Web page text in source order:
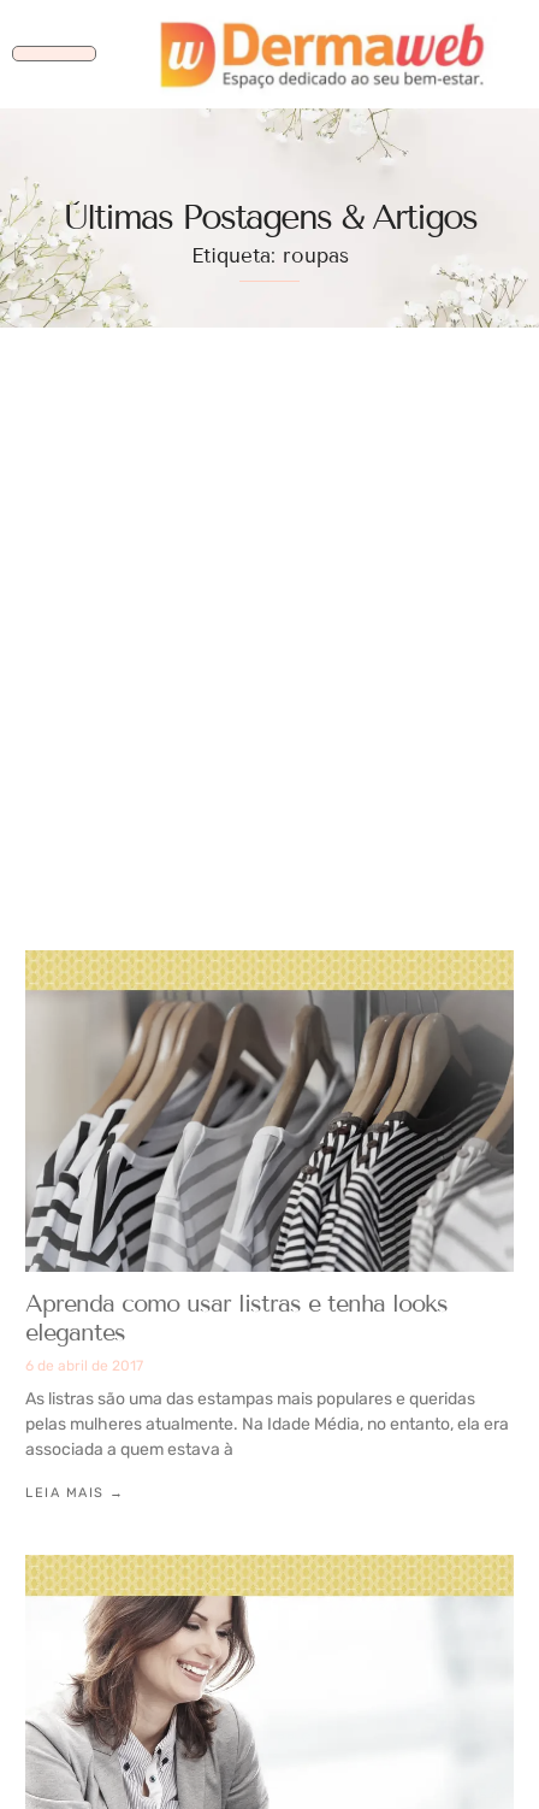
Ùltimas Postagens & Artigos
Etiqueta: roupas
Aprenda como usar listras e tenha looks
elegantes
6 de abril de 2017
As listras são uma das estampas mais populares e queridas
pelas mulheres atualmente. Na Idade Média, no entanto, ela era
associada a quem estava à
LEIA MAIS →